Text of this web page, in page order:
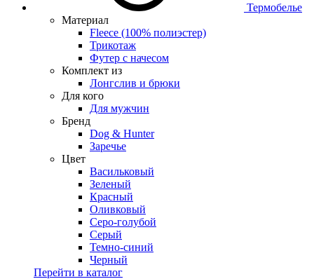
Термобелье
Материал
Fleece (100% полиэстер)
Трикотаж
Футер с начесом
Комплект из
Лонгслив и брюки
Для кого
Для мужчин
Бренд
Dog & Hunter
Заречье
Цвет
Васильковый
Зеленый
Красный
Оливковый
Серо-голубой
Серый
Темно-синий
Черный
Перейти в каталог